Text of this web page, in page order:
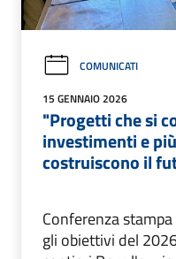
COMUNICATI
15 GENNAIO 2026
"Progetti che si
investimenti e
costruiscono il
Conferenza
gli obiettivi del